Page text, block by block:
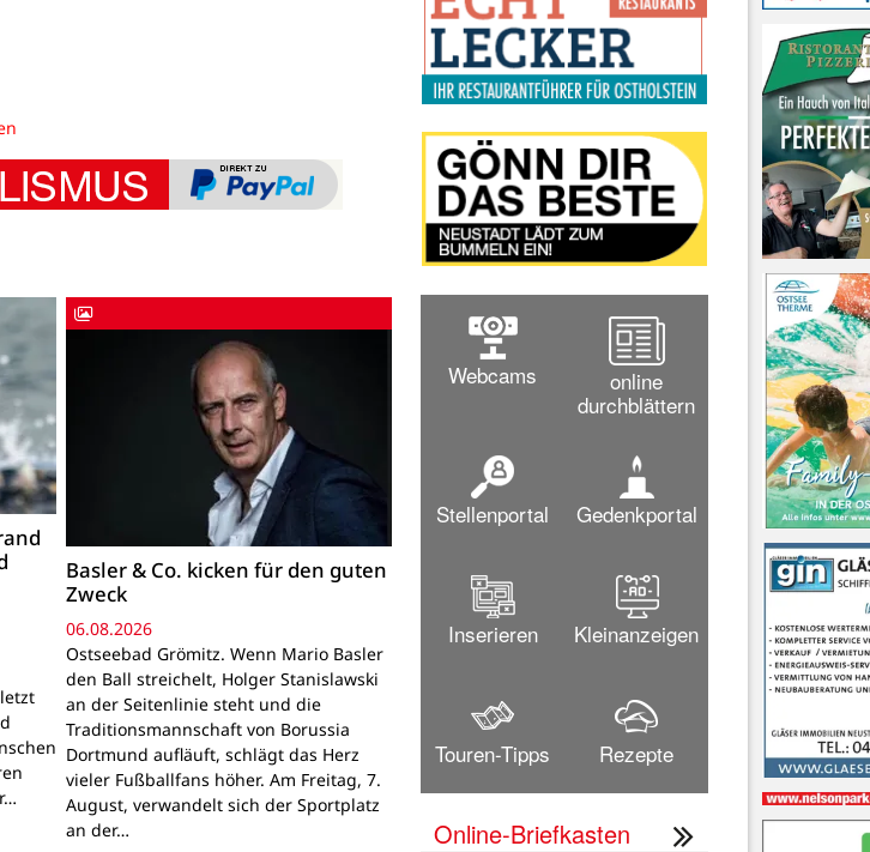
Basler & Co. kicken für den guten
Zweck
06.08.2026
Ostseebad Grömitz. Wenn Mario Basler
den Ball streichelt, Holger Stanislawski
an der Seitenlinie steht und die
Traditionsmannschaft von Borussia
Dortmund aufläuft, schlägt das Herz
vieler Fußballfans höher. Am Freitag, 7.
August, verwandelt sich der Sportplatz
an der…
Webcams
online
durchblättern
Stellenportal Gedenkportal
Inserieren Kleinanzeigen
Touren-Tipps Rezepte
Online-Briefkasten